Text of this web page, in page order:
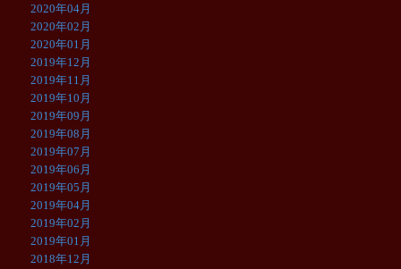
2020年04月
2020年02月
2020年01月
2019年12月
2019年11月
2019年10月
2019年09月
2019年08月
2019年07月
2019年06月
2019年05月
2019年04月
2019年02月
2019年01月
2018年12月